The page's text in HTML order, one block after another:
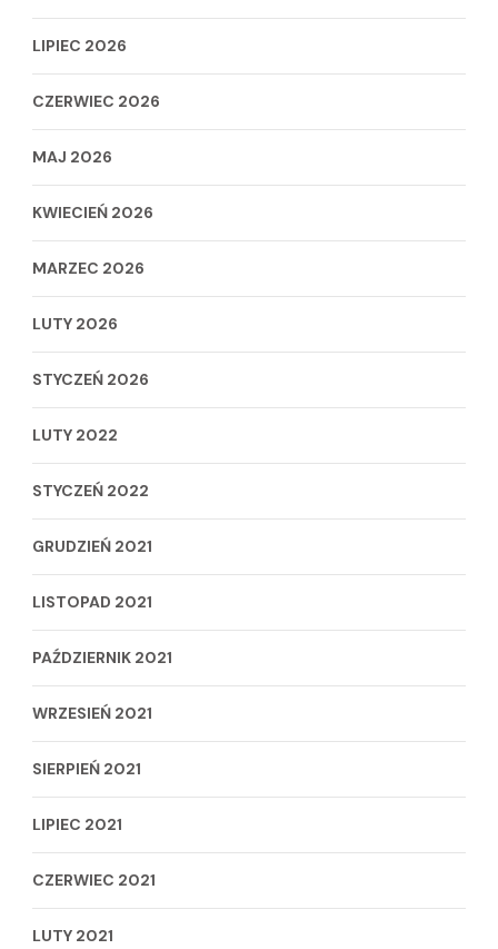
LIPIEC 2026
CZERWIEC 2026
MAJ 2026
KWIECIEŃ 2026
MARZEC 2026
LUTY 2026
STYCZEŃ 2026
LUTY 2022
STYCZEŃ 2022
GRUDZIEŃ 2021
LISTOPAD 2021
PAŹDZIERNIK 2021
WRZESIEŃ 2021
SIERPIEŃ 2021
LIPIEC 2021
CZERWIEC 2021
LUTY 2021